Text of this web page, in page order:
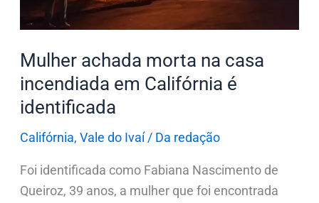
Mulher achada morta na casa
incendiada em Califórnia é
identificada
Califórnia, Vale do Ivaí/ Da redação
Foi identificada como Fabiana Nascimento de
Queiroz, 39 anos, a mulher que foi encontrada
identificada